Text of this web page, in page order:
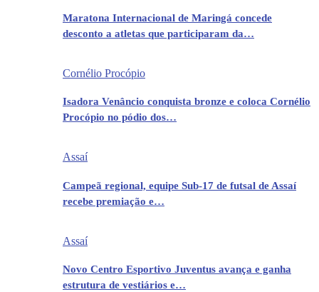
Maratona Internacional de Maringá concede
desconto a atletas que participaram da…
Cornélio Procópio
Isadora Venâncio conquista bronze e coloca Cornélio
Procópio no pódio dos…
Assaí
Campeã regional, equipe Sub-17 de futsal de Assaí
recebe premiação e…
Assaí
Novo Centro Esportivo Juventus avança e ganha
estrutura de vestiários e…